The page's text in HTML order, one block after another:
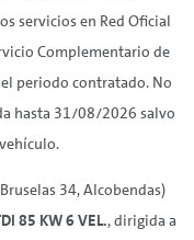
servicios en Red Oficial
Complementario de
periodo contratado. No
hasta 31/08/2026 salvo
Bruselas 34, Alcobendas)
85 KW 6 VEL., dirigida a